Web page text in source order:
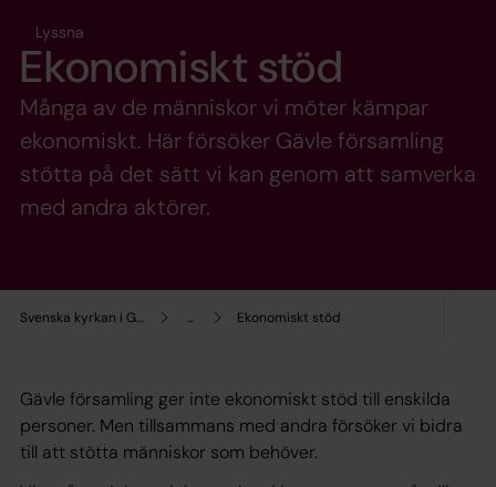
Svenska kyrkan i Gävle ... Ekonomiskt stöd
Lyssna
Ekonomiskt stöd
Många av de människor vi möter kämpar
ekonomiskt. Här försöker Gävle församling
stötta på det sätt vi kan genom att samverka
med andra aktörer.
Gävle församling ger inte ekonomiskt stöd till enskilda
personer. Men tillsammans med andra försöker vi bidra
till att stötta människor som behöver.